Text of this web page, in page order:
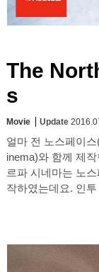
The
s
Movie Update
얼마 전 노스페이
inema)와 함께 제
르파 시네마는 노
작하였는데요. 인